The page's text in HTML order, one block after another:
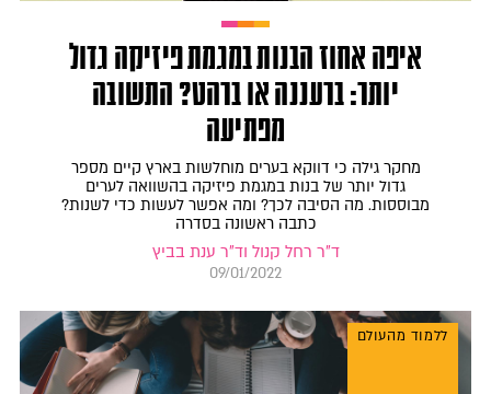
איפה אחוז הבנות במגמת פיזיקה גדול
יותר: ברעננה או ברהט? התשובה
מפתיעה
מחקר גילה כי דווקא בערים מוחלשות בארץ קיים מספר
גדול יותר של בנות במגמת פיזיקה בהשוואה לערים
מבוססות. מה הסיבה לכך? ומה אפשר לעשות כדי לשנות?
כתבה ראשונה בסדרה
ד"ר רחל קנול וד"ר ענת בביץ
09/01/2022
ללמוד מהעולם